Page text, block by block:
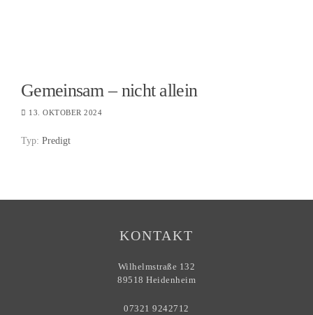
Gemeinsam – nicht allein
13. OKTOBER 2024
Typ: Predigt
KONTAKT
Wilhelmstraße 132
89518 Heidenheim
07321 9242712